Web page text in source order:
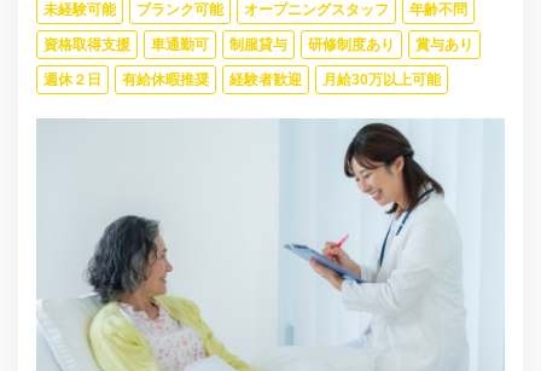
未経験可能 ブランク可能 オープニングスタッフ 年齢不問
資格取得支援 車通勤可 制服貸与 研修制度あり 賞与あり
週休２日 有給休暇推奨 経験者歓迎 月給30万以上可能